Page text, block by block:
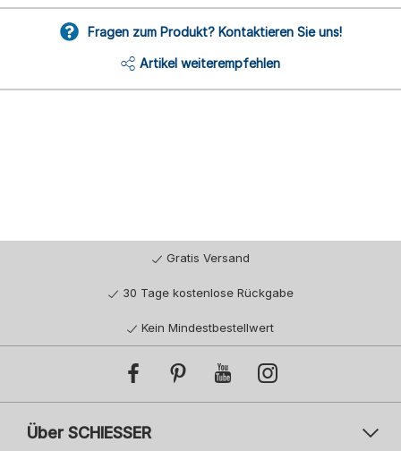
Fragen zum Produkt? Kontaktieren Sie uns!
Artikel weiterempfehlen
Gratis Versand
30 Tage kostenlose Rückgabe
Kein Mindestbestellwert
Über SCHIESSER